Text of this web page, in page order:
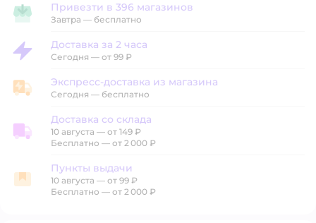
Привезти в магазин
Привезти в 396 магазинов
Завтра — бесплатно
Доставка за 2 часа
Доставка за 2 часа
Сегодня — от 99 ₽
Экспресс-доставка из магазина
Экспресс-доставка из магазина
Сегодня — бесплатно
Доставка со склада
Доставка со склада
10 августа — от 149 ₽
Бесплатно — от 2 000 ₽
Пункты выдачи
Пункты выдачи
10 августа — от 99 ₽
Бесплатно — от 2 000 ₽